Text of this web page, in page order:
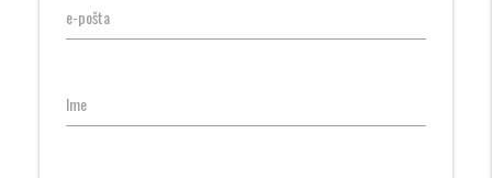
e-pošta
Ime